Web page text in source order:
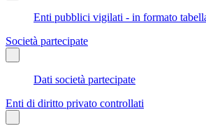
Enti pubblici vigilati - in formato
Società partecipate
Dati società partecipate
Enti di diritto privato controllati